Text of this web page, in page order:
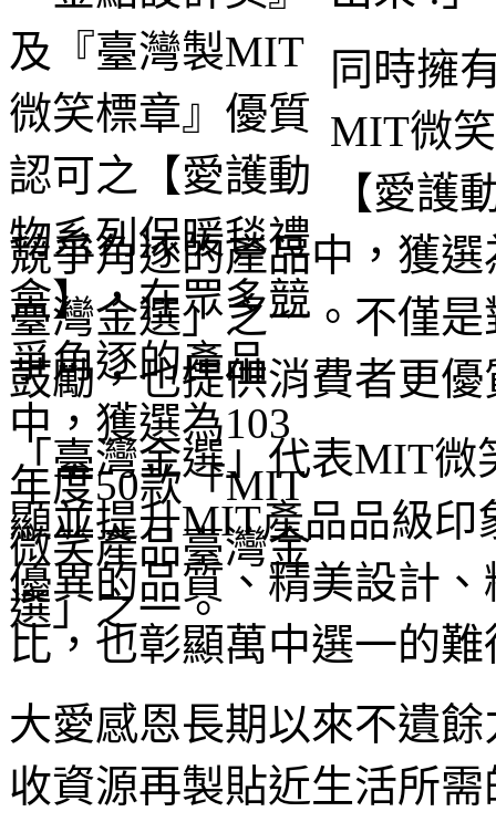
同時擁
MIT微
【愛護
競爭角逐的產品中，獲
臺灣金選」之一。不僅
鼓勵，也提供消費者更
「臺灣金選」代表MIT
顯並提升MIT產品品級印
優異的品質、精美設計
比，也彰顯萬中選一的
大愛感恩長期以來不遺
收資源再製貼近生活所